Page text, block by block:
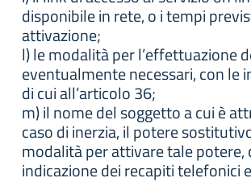
disponibile in rete, o i tempi
attivazione;
l) le modalità per l’effettuazione
eventualmente necessari, con le
di cui all’articolo 36;
m) il nome del soggetto a cui è
caso di inerzia, il potere
modalità per attivare tale potere,
indicazione dei recapiti telefonici